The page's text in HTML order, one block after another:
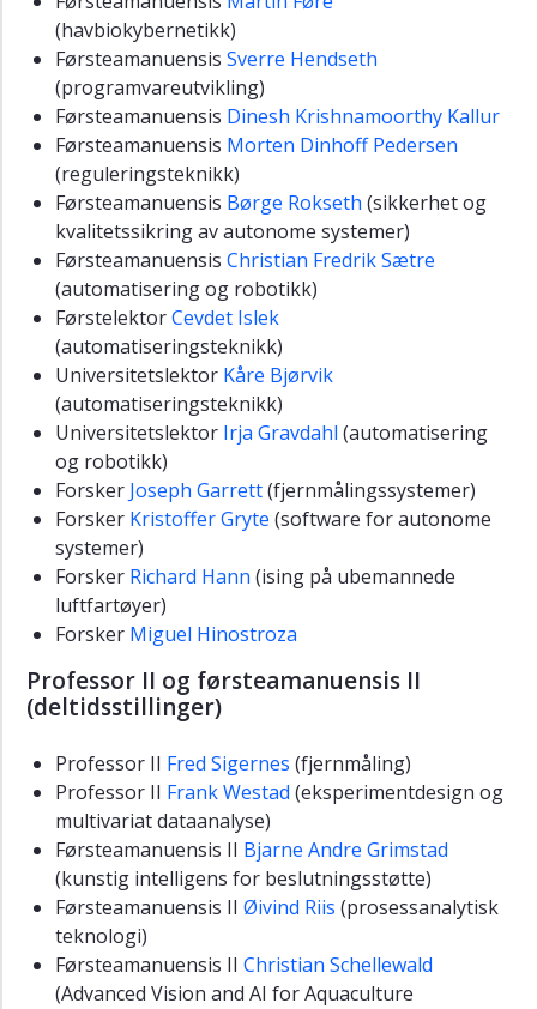
(havbiokybernetikk)
Førsteamanuensis Sverre Hendseth
(programvareutvikling)
Førsteamanuensis Dinesh Krishnamoorthy Kallur
Førsteamanuensis Morten Dinhoff Pedersen
(reguleringsteknikk)
Førsteamanuensis Børge Rokseth (sikkerhet og
kvalitetssikring av autonome systemer)
Førsteamanuensis Christian Fredrik Sætre
(automatisering og robotikk)
FørstelektorCevdet Islek
(automatiseringsteknikk)
Universitetslektor Kåre Bjørvik
(automatiseringsteknikk)
Universitetslektor Irja Gravdahl (automatisering
og robotikk)
Forsker Joseph Garrett(fjernmålingssystemer)
Forsker Kristoffer Gryte (software for autonome
systemer)
Forsker Richard Hann (ising på ubemannede
luftfartøyer)
Forsker Miguel Hinostroza
Professor II og førsteamanuensis II
(deltidsstillinger)
Professor II Fred Sigernes (fjernmåling)
Professor II Frank Westad (eksperimentdesign og
multivariat dataanalyse)
Førsteamanuensis II Bjarne Andre Grimstad
(kunstig intelligens for beslutningsstøtte)
Førsteamanuensis II Øivind Riis (prosessanalytisk
teknologi)
Førsteamanuensis II Christian Schellewald
(Advanced Vision and AI for Aquaculture